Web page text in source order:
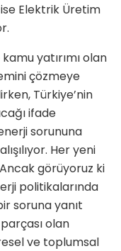
Elektrik Üretim
yatırımı olan
çözmeye
Türkiye’nin
ifade
sorununa
Her yeni
görüyoruz ki
politikalarında
soruna yanıt
olan
ve toplumsal